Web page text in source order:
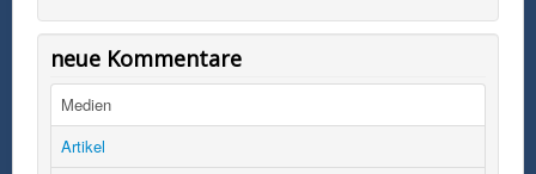
neue Kommentare
Medien
Artikel